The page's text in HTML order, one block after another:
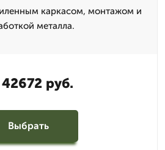
каркасом, монтажом и
металла.
руб.
Выбрать